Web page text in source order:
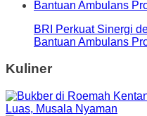
BRI Perkuat Sinergi
Bantuan Ambulans
Kuliner